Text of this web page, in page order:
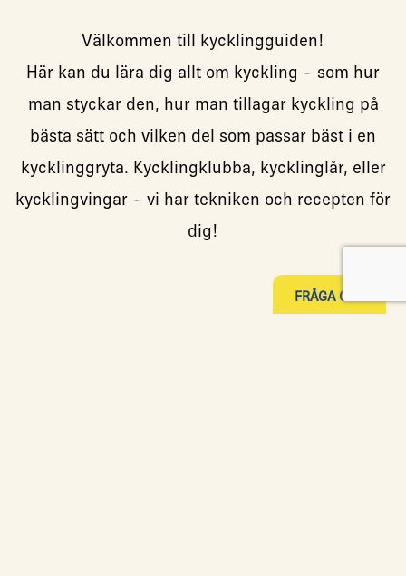
Välkommen till kycklingguiden!
Här kan du lära dig allt om kyckling – som hur
man styckar den, hur man tillagar kyckling på
bästa sätt och vilken del som passar bäst i en
kycklinggryta. Kycklingklubba, kycklinglår, eller
kycklingvingar – vi har tekniken och recepten för
dig!
FRÅGA OSS